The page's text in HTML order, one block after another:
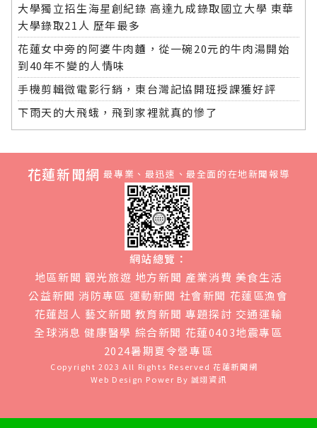
大學獨立招生海星創紀錄 高達九成錄取國立大學 東華
大學錄取21人 歷年最多
花蓮女中旁的阿婆牛肉麵，從一碗20元的牛肉湯開始
到40年不變的人情味
手機剪輯微電影行銷，東台灣記協開班授課獲好評
下雨天的大飛蛾，飛到家裡就真的慘了
花蓮新聞網 最專業、最迅速、最全面的在地新聞報導
網站總覽：
地區新聞 觀光旅遊 地方新聞 產業消費 美食生活
公益新聞 消防專區 運動新聞 社會新聞 花蓮區漁會
花蓮超人 藝文新聞 教育新聞 專題探討 交通運輸
全球消息 健康醫學 綜合新聞 花蓮0403地震專區
2024暑期夏令營專區
Copyright 2023 All Rights Reserved花蓮新聞網
Web Design Power By 誠翊資訊